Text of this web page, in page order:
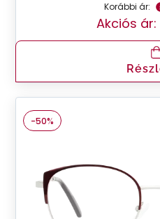
Korábbi ár:
Akciós ár:
-50%